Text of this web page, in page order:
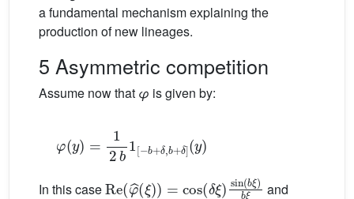
a fundamental mechanism explaining the
production of new lineages.
5 Asymmetric competition
Assume now that φ is given by:
2b
In this case
ξ ξ sin(b
and